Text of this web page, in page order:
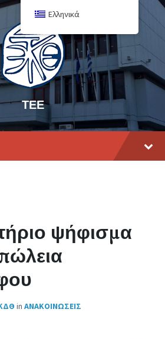
ΤΕΕ
ψήφισμα
in ΑΝΑΚΟΙΝΩΣΕΙΣ
Ελληνικά